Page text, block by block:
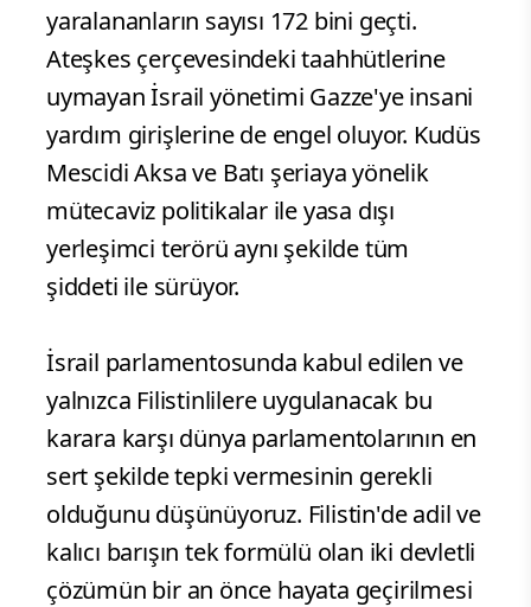
yaralananların sayısı 172 bini geçti.
Ateşkes çerçevesindeki taahhütlerine
uymayan İsrail yönetimi Gazze'ye insani
yardım girişlerine de engel oluyor. Kudüs
Mescidi Aksa ve Batı şeriaya yönelik
mütecaviz politikalar ile yasa dışı
yerleşimci terörü aynı şekilde tüm
şiddeti ile sürüyor.
İsrail parlamentosunda kabul edilen ve
yalnızca Filistinlilere uygulanacak bu
karara karşı dünya parlamentolarının en
sert şekilde tepki vermesinin gerekli
olduğunu düşünüyoruz. Filistin'de adil ve
kalıcı barışın tek formülü olan iki devletli
çözümün bir an önce hayata geçirilmesi